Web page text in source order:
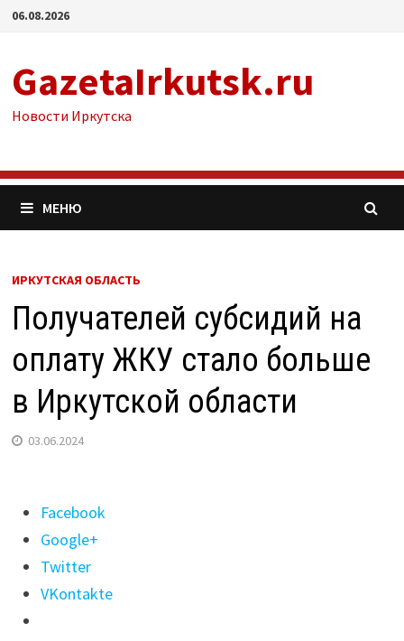
Перейти
06.08.2026
GazetaIrkutsk.ru
Новости Иркутска
МЕНЮ
ИРКУТСКАЯ ОБЛАСТЬ
Получателей субсидий на
оплату ЖКУ стало больше
в Иркутской области
03.06.2024
Поделиться
"Получателей
субсидий
на
оплату
Facebook
Google+
Twitter
VKontakte